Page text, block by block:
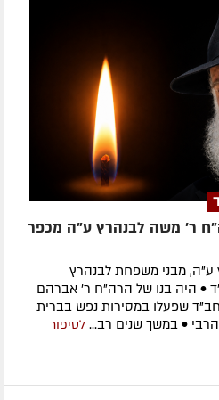
ר' משה לבנהרץ ע"ה מכפר
מבני משפחת לבנהרץ
• היה בנו של הרה"ח ר' אברהם
שפעלו במסירות נפש בברית
• במשך שנים רב... לסיפור